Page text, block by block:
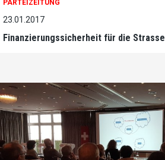
PARTEIZEITUNG
23.01.2017
Finanzierungssicherheit für die Strasse